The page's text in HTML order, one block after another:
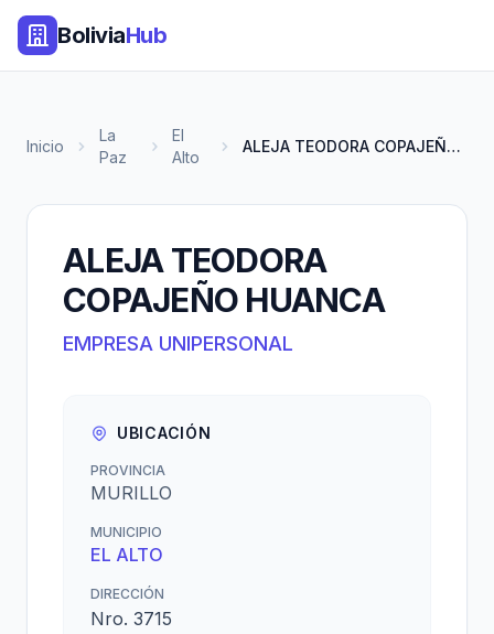
BoliviaHub
Inicio
La
Paz
El
Alto
ALEJA TEODORA COPAJEÑO HUANCA
ALEJA TEODORA
COPAJEÑO HUANCA
EMPRESA UNIPERSONAL
UBICACIÓN
PROVINCIA
MURILLO
MUNICIPIO
EL ALTO
DIRECCIÓN
Nro. 3715